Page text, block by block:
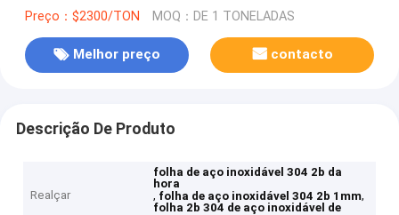
Preço：$2300/TON MOQ：DE 1 TONELADAS
Melhor preço contacto
Descrição De Produto
Realçar
folha de aço inoxidável 304 2b da
hora
, folha de aço inoxidável 304 2b 1mm,
folha 2b 304 de aço inoxidável de